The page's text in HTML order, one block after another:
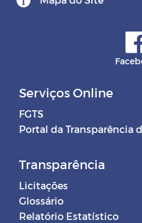
Serviços Online
FGTS
Portal da Transparência
Transparência
Licitações
Glossário
Relatório Estatístico